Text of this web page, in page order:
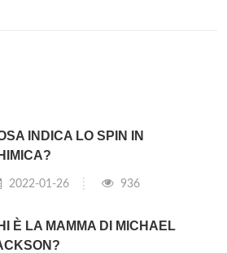
INDICA LO SPIN IN
2022-01-26 936
È LA MAMMA DI MICHAEL